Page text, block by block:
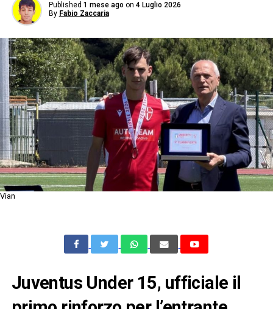
Published 1 mese ago on 4 Luglio 2026
By Fabio Zaccaria
Vian
Juventus Under 15, ufficiale il